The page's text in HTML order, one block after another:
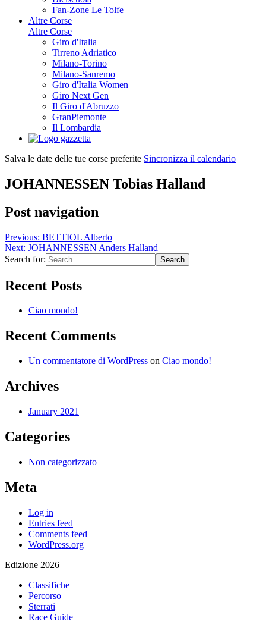
Fan-Zone Le Tolfe
Altre Corse
Altre Corse
Giro d'Italia
Tirreno Adriatico
Milano-Torino
Milano-Sanremo
Giro d'Italia Women
Giro Next Gen
Il Giro d'Abruzzo
GranPiemonte
Il Lombardia
Salva le date delle tue corse preferite Sincronizza il calendario
JOHANNESSEN Tobias Halland
Post navigation
Previous: BETTIOL Alberto
Next: JOHANNESSEN Anders Halland
Search for:
Recent Posts
Ciao mondo!
Recent Comments
Un commentatore di WordPress on Ciao mondo!
Archives
January 2021
Categories
Non categorizzato
Meta
Log in
Entries feed
Comments feed
WordPress.org
Edizione 2026
Classifiche
Percorso
Sterrati
Race Guide